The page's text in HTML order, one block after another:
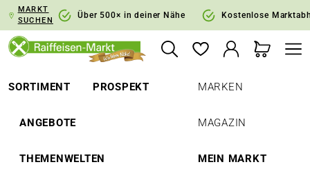
Zur Hauptnavigation springen
MARKT
SUCHEN
Über 500× in deiner Nähe Kostenlose
SORTIMENT PROSPEKT
ANGEBOTE
THEMENWELTEN
MARKEN
MAGAZIN
MEIN MARKT